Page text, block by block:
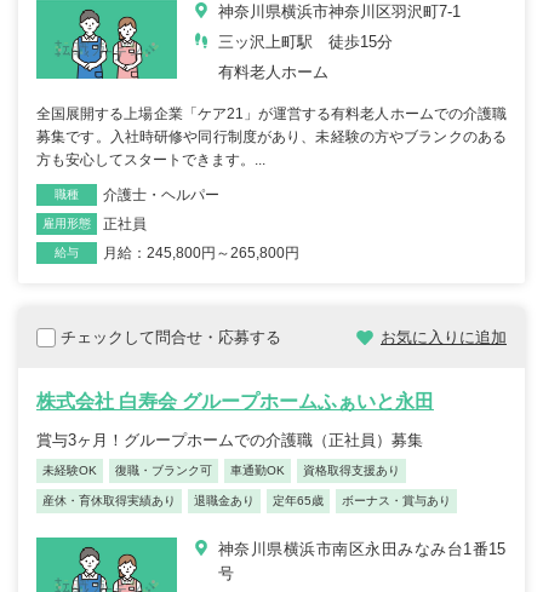
神奈川県横浜市神奈川区羽沢町7-1
三ッ沢上町駅 徒歩15分
有料老人ホーム
全国展開する上場企業「ケア21」が運営する有料老人ホームでの介護職
募集です。入社時研修や同行制度があり、未経験の方やブランクのある
方も安心してスタートできます。...
職種 介護士・ヘルパー
雇用形態 正社員
給与 月給：245,800円～265,800円
チェックして問合せ・応募する お気に入りに追加
株式会社 白寿会 グループホームふぁいと永田
賞与3ヶ月！グループホームでの介護職（正社員）募集
未経験OK 復職・ブランク可 車通勤OK 資格取得支援あり
産休・育休取得実績あり 退職金あり 定年65歳 ボーナス・賞与あり
神奈川県横浜市南区永田みなみ台1番15
号